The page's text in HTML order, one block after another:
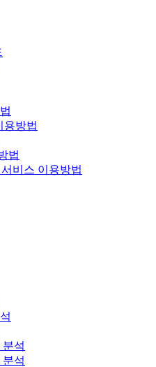
용방법
법
비스 이용방법
석
석